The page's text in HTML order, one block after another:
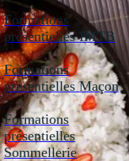
Formations
présentielles IMTB
Formations
présentielles Maçon
Formations
présentielles
Sommellerie